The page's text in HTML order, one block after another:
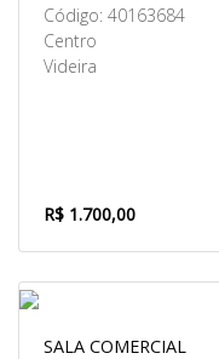
Código: 40163684
Centro
Videira
R$ 1.700,00
SALA COMERCIAL